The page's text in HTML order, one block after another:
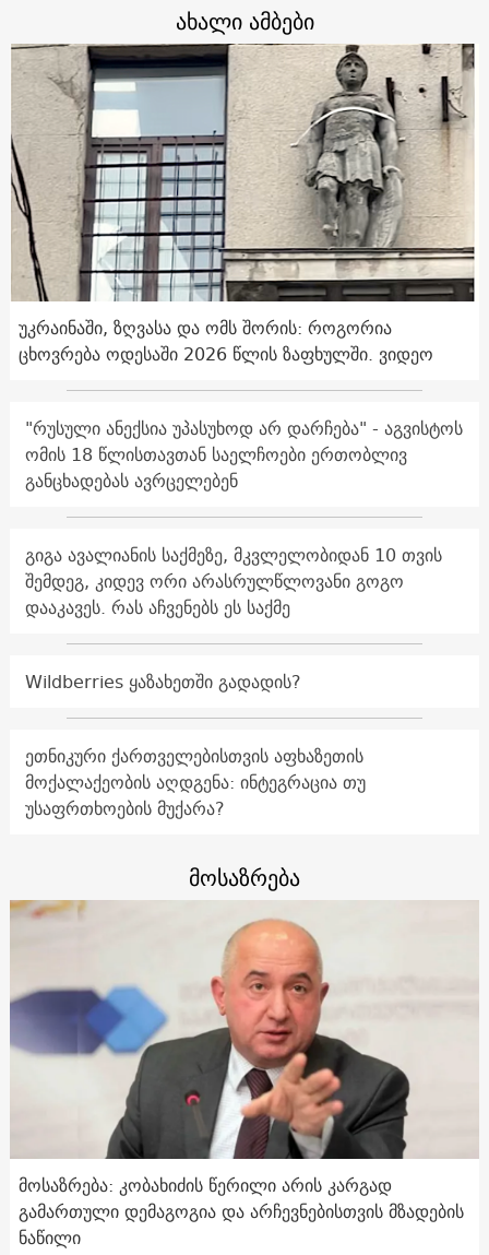
ახალი ამბები
უკრაინაში, ზღვასა და ომს შორის: როგორია
ცხოვრება ოდესაში 2026 წლის ზაფხულში. ვიდეო
"რუსული ანექსია უპასუხოდ არ დარჩება" - აგვისტოს
ომის 18 წლისთავთან საელჩოები ერთობლივ
განცხადებას ავრცელებენ
გიგა ავალიანის საქმეზე, მკვლელობიდან 10 თვის
შემდეგ, კიდევ ორი არასრულწლოვანი გოგო
დააკავეს. რას აჩვენებს ეს საქმე
Wildberries ყაზახეთში გადადის?
ეთნიკური ქართველებისთვის აფხაზეთის
მოქალაქეობის აღდგენა: ინტეგრაცია თუ
უსაფრთხოების მუქარა?
მოსაზრება
მოსაზრება: კობახიძის წერილი არის კარგად
გამართული დემაგოგია და არჩევნებისთვის მზადების
ნაწილი